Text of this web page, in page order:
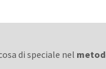
di speciale nel